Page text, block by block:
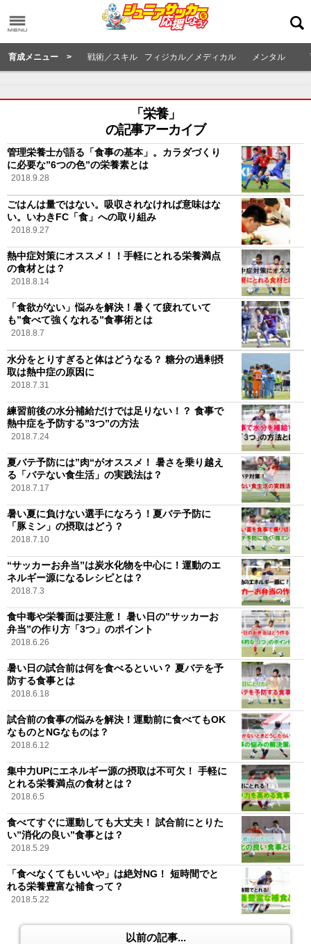
育成メニュー > 戦術／スキル フィジカル／メディカル メンタル
「栄養」
の記事アーカイブ
管理栄養士が語る「食事の基本」。カラダづくり
に必要な”6つの色”の栄養素とは
2018.9.28
ごはんは量ではない。吸収されなければ意味はな
い。いわきFC「食」への取り組み
2018.9.27
熱中症対策にオススメ！！手軽にとれる栄養満点
の食材とは？
2018.8.14
「食欲がない」悩みを解決！暑くて疲れていて
も”食べて強くなれる”食事術とは
2018.8.7
水分をとりすぎると体はどうなる？ 糖分の過剰摂
取は熱中症の原因に
2018.7.31
練習前後の水分補給だけでは足りない！？ 食事で
熱中症を予防する”3つ”の方法
2018.7.24
夏バテ予防には”肉“がオススメ！ 暑さを乗り越え
る「バテない食生活」の実践法は？
2018.7.17
暑い夏に負けない選手になろう！夏バテ予防に
「豚ミン」の摂取はどう？
2018.7.10
“サッカーお弁当”は炭水化物を中心に！運動のエ
ネルギー源になるレシピとは？
2018.7.3
食中毒や栄養面は要注意！ 暑い日の”サッカーお
弁当”の作り方「3つ」のポイント
2018.6.26
暑い日の試合前は何を食べるといい？ 夏バテを予
防する食事とは
2018.6.18
試合前の食事の悩みを解決！運動前に食べてもOK
なものとNGなものは？
2018.6.12
集中力UPにエネルギー源の摂取は不可欠！ 手軽に
とれる栄養満点の食材とは？
2018.6.5
食べてすぐに運動しても大丈夫！ 試合前にとりた
い”消化の良い”食事とは？
2018.5.29
「食べなくてもいいや」は絶対NG！ 短時間でと
れる栄養豊富な補食って？
2018.5.22
以前の記事...